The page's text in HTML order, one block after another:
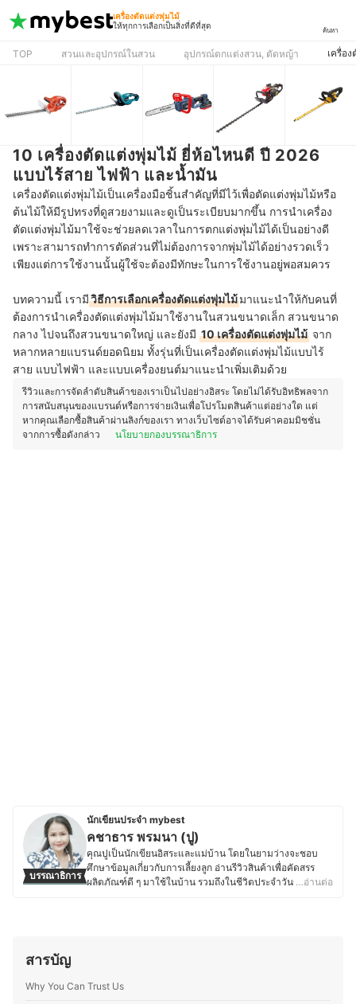
เครื่องตัดแต่งพุ่มไม้
ให้ทุกการเลือกเป็นสิ่งที่ดีที่สุด
ค้นหา
TOP สวนและอุปกรณ์ในสวน อุปกรณ์ตกแต่งสวน, ตัดหญ้า เครื่อ
10 เครื่องตัดแต่งพุ่มไม้ ยี่ห้อไหนดี ปี 2026
แบบไร้สาย ไฟฟ้า และน้ำมัน
เครื่องตัดแต่งพุ่มไม้เป็นเครื่องมือชิ้นสำคัญที่มีไว้เพื่อตัดแต่งพุ่มไม้หรือ
ต้นไม้ให้มีรูปทรงที่ดูสวยงามและดูเป็นระเบียบมากขึ้น การนำเครื่อง
ตัดแต่งพุ่มไม้มาใช้จะช่วยลดเวลาในการตกแต่งพุ่มไม้ได้เป็นอย่างดี
เพราะสามารถทำการตัดส่วนที่ไม่ต้องการจากพุ่มไม้ได้อย่างรวดเร็ว
เพียงแต่การใช้งานนั้นผู้ใช้จะต้องมีทักษะในการใช้งานอยู่พอสมควร
บทความนี้ เรามีวิธีการเลือกเครื่องตัดแต่งพุ่มไม้มาแนะนำให้กับคนที่
ต้องการนำเครื่องตัดแต่งพุ่มไม้มาใช้งานในสวนขนาดเล็ก สวนขนาด
กลาง ไปจนถึงสวนขนาดใหญ่ และยังมี 10 เครื่องตัดแต่งพุ่มไม้ จาก
หลากหลายแบรนด์ยอดนิยม ทั้งรุ่นที่เป็นเครื่องตัดแต่งพุ่มไม้แบบไร้
สาย แบบไฟฟ้า และแบบเครื่องยนต์มาแนะนำเพิ่มเติมด้วย
รีวิวและการจัดลำดับสินค้าของเราเป็นไปอย่างอิสระ โดยไม่ได้รับอิทธิพลจาก
การสนับสนุนของแบรนด์หรือการจ่ายเงินเพื่อโปรโมตสินค้าแต่อย่างใด แต่
หากคุณเลือกซื้อสินค้าผ่านลิงก์ของเรา ทางเว็บไซต์อาจได้รับค่าคอมมิชชั่น
จากการซื้อดังกล่าว
นโยบายกองบรรณาธิการ
บรรณาธิการ
นักเขียนประจำ mybest
คชาธาร พรมนา (ปู)
คุณปูเป็นนักเขียนอิสระและแม่บ้าน โดยในยามว่างจะชอบ
ศึกษาข้อมูลเกี่ยวกับการเลี้ยงลูก อ่านรีวิวสินค้าเพื่อคัดสรร
ผลิตภัณฑ์ดี ๆ มาใช้ในบ้าน รวมถึงในชีวิตประจำวันของลูก
และเทคนิคเพื่อพัฒนาฝีมืออยู่เสมอ ปัจจุบันคุณปูได้ย้ายกลับ
…อ่านต่อ
สารบัญ
Why You Can Trust Us